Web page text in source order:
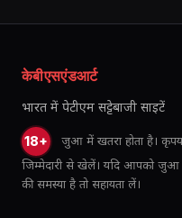
केबीएसएंडआर्ट
भारत में पेटीएम सट्टेबाजी साइटें
18+
जुआ में खतरा होता है।
जिम्मेदारी से खेलें। यदि आपको जुआ
की समस्या है तो सहायता लें।